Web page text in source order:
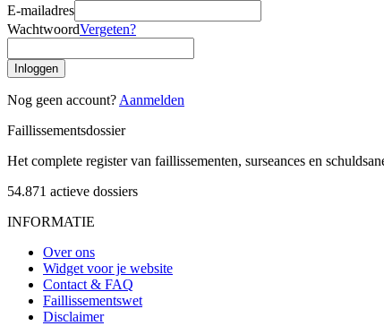
E-mailadres
WachtwoordVergeten?
Inloggen
Nog geen account? Aanmelden
Faillissementsdossier
Het complete register van faillissementen, surseances en
54.871 actieve dossiers
INFORMATIE
Over ons
Widget voor je website
Contact & FAQ
Faillissementswet
Disclaimer